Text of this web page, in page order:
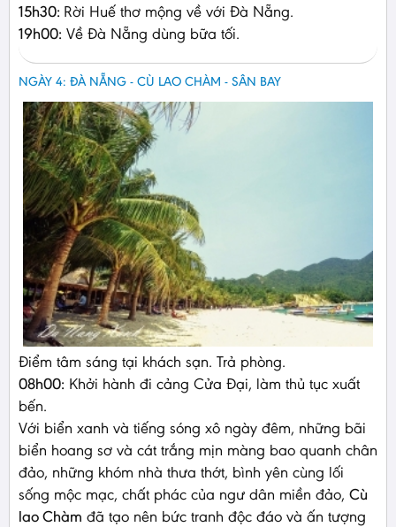
15h30: Rời Huế thơ mộng về với Đà Nẵng.
19h00: Về Đà Nẵng dùng bữa tối.
NGÀY 4: ĐÀ NẴNG - CÙ LAO CHÀM - SÂN BAY
Điểm tâm sáng tại khách sạn. Trả phòng.
08h00: Khởi hành đi cảng Cửa Đại, làm thủ tục xuất
bến.
Với biển xanh và tiếng sóng xô ngày đêm, những bãi
biển hoang sơ và cát trắng mịn màng bao quanh chân
đảo, những khóm nhà thưa thớt, bình yên cùng lối
sống mộc mạc, chất phác của ngư dân miền đảo, Cù
lao Chàm đã tạo nên bức tranh độc đáo và ấn tượng